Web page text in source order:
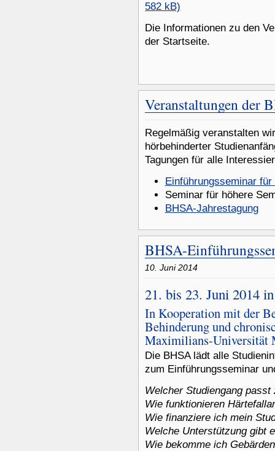
582 kB)
Die Informationen zu den
der Startseite.
Veranstaltungen der
Regelmäßig veranstalten
hörbehinderter
Tagungen für alle
Einführungsseminar
Seminar für höhere
BHSA-Jahrestagung
BHSA-
10. Juni 2014
21. bis 23. Juni 2014
In Kooperation mit der
Behinderung und
Maximilians-Universität
Die BHSA lädt alle
zum Einführungsseminar
Welcher Studiengang
Wie funktionieren
Wie finanziere ich mein
Welche Unterstützung gibt
Wie bekomme ich